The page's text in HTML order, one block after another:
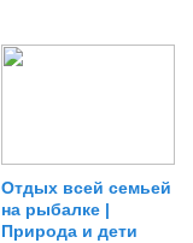
Отдых всей семьей
на рыбалке |
Природа и дети